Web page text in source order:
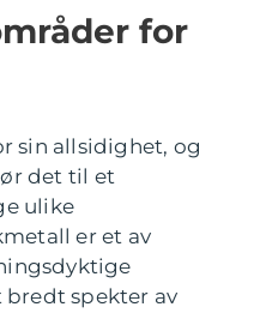
for
sin allsidighet, og
det til et
ulike
er et av
spekter av